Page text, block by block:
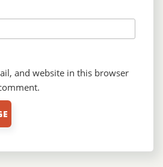
and website in this browser